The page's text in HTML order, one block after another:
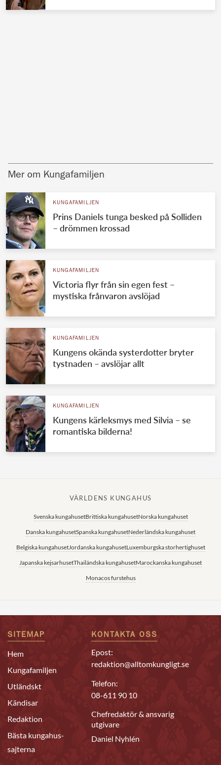
Mer om Kungafamiljen
KUNGAFAMILJEN
Prins Daniels tunga besked på Solliden
– drömmen krossad
KUNGAFAMILJEN
Victoria flyr från sin egen fest –
mystiska frånvaron avslöjad
KUNGAFAMILJEN
Kungens okända systerdotter bryter
tystnaden – avslöjar allt
KUNGAFAMILJEN
Kungens kärleksmys med Silvia – se
romantiska bilderna!
VÄRLDENS KUNGAHUS
Svenska kungahusetBrittiska kungahusetNorska kungahuset
Danska kungahusetSpanska kungahusetNederländska kungahuset
Belgiska kungahusetJordanska kungahusetLuxemburgska storhertighuset
Japanska kejsarhusetThailändska kungahusetMarockanska kungahuset
Monacos furstehus
SITEMAP
Hem
Kungafamiljen
Utländskt
Kändisar
Redaktion
Bästa kungahus-
sajterna
KONTAKTA OSS
Epost:
redaktion@alltomkungligt.se
Telefon:
08-611 90 10
Chefredaktör & ansvarig
utgivare
Daniel Nyhlén